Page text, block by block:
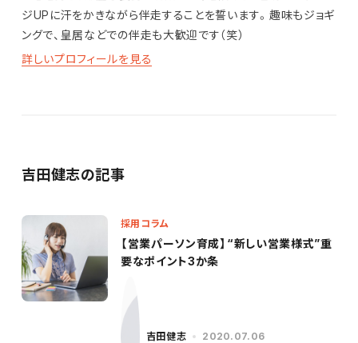
ジUPに汗をかきながら伴走することを誓います。趣味もジョギ
ングで、皇居などでの伴走も大歓迎です（笑）
詳しいプロフィールを見る
吉田健志の記事
採用コラム
【営業パーソン育成】“新しい営業様式”重
要なポイント3か条
吉田健志 2020.07.06